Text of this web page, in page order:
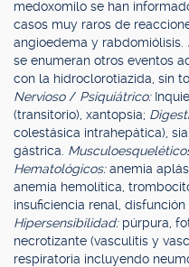
medoxomilo se han
casos muy raros de
angioedema y rabdomiólisis.
se enumeran otros eventos
con la hidroclorotiazida, sin
Nervioso / Psiquiátrico:
(transitorio), xantopsia;
colestásica intrahepática),
gástrica.
Hematológicos:anemia
anemia hemolítica,
insuficiencia renal,
Hipersensibilidad: púrpura,
necrotizante (vasculitis y
respiratoria incluyendo